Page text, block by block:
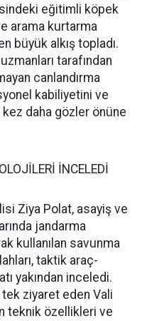
eğitimli köpek
arama kurtarma
büyük alkış topladı.
tarafından
canlandırma
kabiliyetini ve
daha gözler önüne
İNCELEDİ
Ziya Polat, asayiş ve
jandarma
kullanılan savunma
taktik araç-
yakından inceledi.
tek ziyaret eden Vali
teknik özellikleri ve